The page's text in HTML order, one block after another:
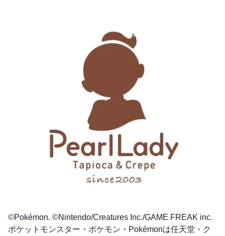
©Pokémon. ©Nintendo/Creatures Inc./GAME FREAK inc.
ポケットモンスター・ポケモン・Pokémonは任天堂・ク